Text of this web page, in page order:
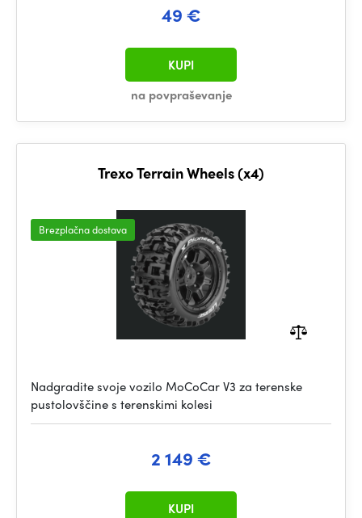
49 €
na povpraševanje
KUPI
Trexo Terrain Wheels (x4)
Brezplačna dostava
Nadgradite svoje vozilo MoCoCar V3 za terenske
pustolovščine s terenskimi kolesi
2 149 €
KUPI